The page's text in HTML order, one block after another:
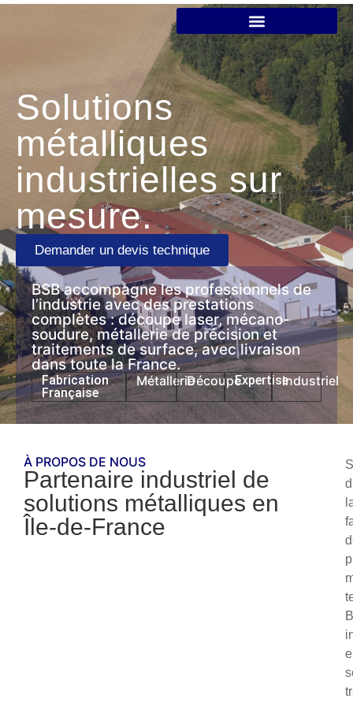
Solutions
métalliques
industrielles sur
mesure.
Demander un devis technique
BSB accompagne les professionnels de
l’industrie avec des prestations
complètes : découpe laser, mécano-
soudure, métallerie de précision et
traitements de surface, avec livraison
dans toute la France.
Fabrication
Française
MétallerieDécoupeExpertiseIndustriel
À PROPOS DE NOUS
Partenaire industriel de
solutions métalliques en
Île-de-France